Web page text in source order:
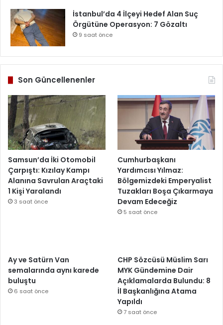
İstanbul’da 4 İlçeyi Hedef Alan Suç
Örgütüne Operasyon: 7 Gözaltı
9 saat önce
Son Güncellenenler
Samsun’da İki Otomobil
Çarpıştı: Kızılay Kampı
Alanına Savrulan Araçtaki
1 Kişi Yaralandı
3 saat önce
Cumhurbaşkanı
Yardımcısı Yılmaz:
Bölgemizdeki Emperyalist
Tuzakları Boşa Çıkarmaya
Devam Edeceğiz
5 saat önce
Ay ve Satürn Van
semalarında aynı karede
buluştu
6 saat önce
CHP Sözcüsü Müslim Sarı
MYK Gündemine Dair
Açıklamalarda Bulundu: 8
İl Başkanlığına Atama
Yapıldı
7 saat önce